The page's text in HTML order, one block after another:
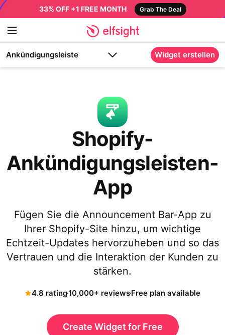
33% OFF +1 FREE MONTH Grab The Deal
Ankündigungsleiste Widget erstellen
Shopify-
Ankündigungsleisten-
App
Fügen Sie die Announcement Bar-App zu
Ihrer Shopify-Site hinzu, um wichtige
Echtzeit-Updates hervorzuheben und so das
Vertrauen und die Interaktion der Kunden zu
stärken.
4.8 rating10,000+ reviewsFree plan available
Create Widget for Free